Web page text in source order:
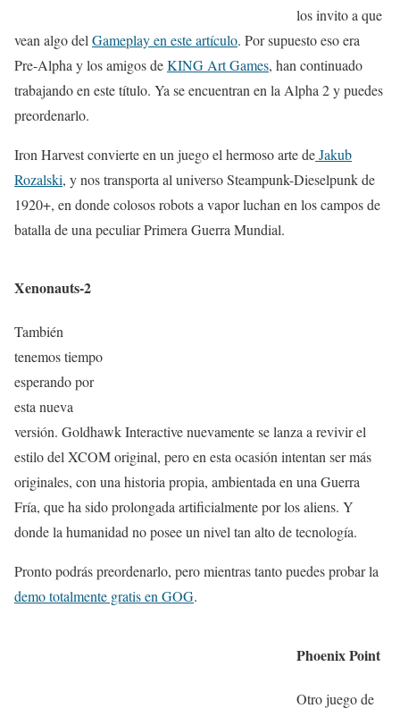
los invito a que
vean algo del Gameplay en este artículo. Por supuesto eso era
Pre-Alpha y los amigos deKING Art Games, han continuado
trabajando en este título. Ya se encuentran en la Alpha 2 y puedes
preordenarlo.
Iron Harvest convierte en un juego el hermoso arte deJakub
Rozalski, y nos transporta al universo Steampunk-Dieselpunk de
1920+, en donde colosos robots a vapor luchan en los campos de
batalla de una peculiar Primera Guerra Mundial.
Xenonauts-2
También
tenemos tiempo
esperando por
esta nueva
versión. Goldhawk Interactive nuevamente se lanza a revivir el
estilo del XCOM original, pero en esta ocasión intentan ser más
originales, con una historia propia, ambientada en una Guerra
Fría, que ha sido prolongada artificialmente por los aliens. Y
donde la humanidad no posee un nivel tan alto de tecnología.
Pronto podrás preordenarlo, pero mientras tanto puedes probar la
demo totalmente gratis en GOG.
Phoenix Point
Otro juego de